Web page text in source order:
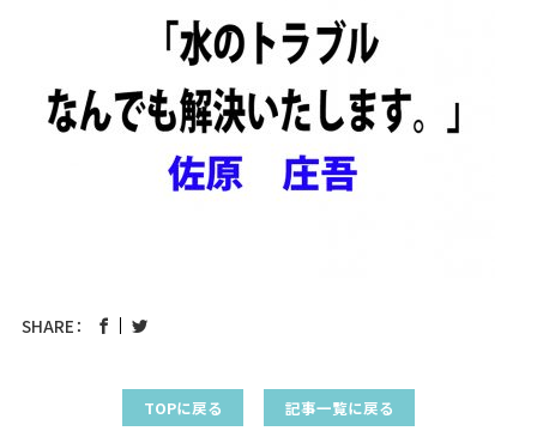
SHARE：
TOPに戻る 記事一覧に戻る